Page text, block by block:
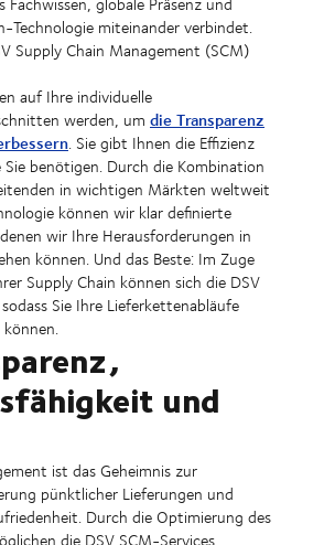
Technologie miteinander verbindet.
Supply Chain Management (SCM)
auf Ihre individuelle
werden, um die Transparenz
. Sie gibt Ihnen die Effizienz
benötigen. Durch die Kombination
in wichtigen Märkten weltweit
können wir klar definierte
wir Ihre Herausforderungen in
können. Und das Beste: Im Zuge
Supply Chain können sich die DSV
Sie Ihre Lieferkettenabläufe
und
ist das Geheimnis zur
pünktlicher Lieferungen und
Durch die Optimierung des
die DSV SCM-Services